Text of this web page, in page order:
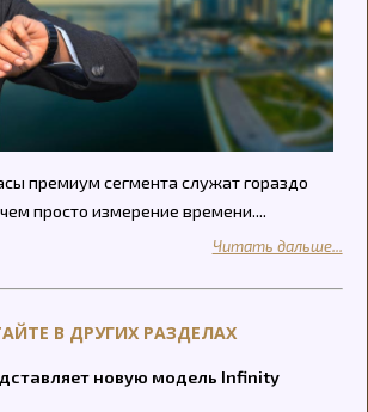
премиум сегмента служат гораздо
просто измерение времени....
Читать дальше...
В ДРУГИХ РАЗДЕЛАХ
новую модель Infinity